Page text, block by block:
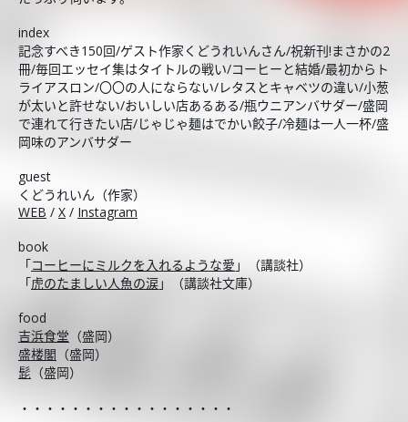
index
記念すべき150回/ゲスト作家くどうれいんさん/祝新刊!まさかの2
冊/毎回エッセイ集はタイトルの戦い/コーヒーと結婚/最初からト
ライアスロン/〇〇の人にならない/レタスとキャベツの違い/小葱
が太いと許せない/おいしい店あるある/瓶ウニアンバサダー/盛岡
で連れて行きたい店/じゃじゃ麺はでかい餃子/冷麺は一人一杯/盛
岡味のアンバサダー
guest
くどうれいん（作家）
WEB / X / Instagram
book
「コーヒーにミルクを入れるような愛 」（講談社）
「虎のたましい人魚の涙」（講談社文庫）
food
吉浜食堂 （盛岡）
盛楼閣 （盛岡）
髭 （盛岡）
・・・・・・・・・・・・・・・・・